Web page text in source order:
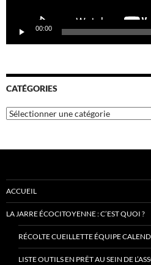
00:00
CATÉGORIES
Catégories
ACCUEIL
LA JARRE ÉCOCITOYENNE : C’EST QUOI ?
RÉCOLTE CUEILLETTE ÉQUIPE
LISTE OUTILS EN PRÊT AU SEIN DE